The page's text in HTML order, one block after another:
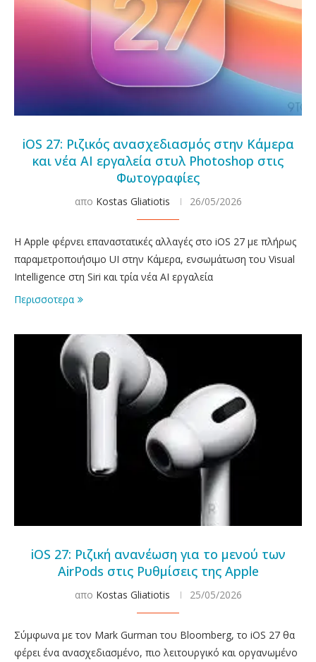
iOS 27: Ριζικός ανασχεδιασμός στην Κάμερα
και νέα AI εργαλεία στυλ Photoshop στις
Φωτογραφίες
απο Kostas Gliatiotis 26/05/2026
Η Apple φέρνει επαναστατικές αλλαγές στο iOS 27 με πλήρως
παραμετροποιήσιμο UI στην Κάμερα, ενσωμάτωση του Visual
Intelligence στη Siri και τρία νέα AI εργαλεία
Περισσοτερα
iOS 27: Ριζική ανανέωση για το μενού των
AirPods στις Ρυθμίσεις της Apple
απο Kostas Gliatiotis 25/05/2026
Σύμφωνα με τον Mark Gurman του Bloomberg, το iOS 27 θα
φέρει ένα ανασχεδιασμένο, πιο λειτουργικό και οργανωμένο